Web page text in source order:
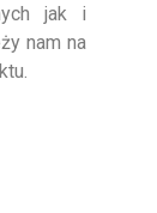
jak i
nam na